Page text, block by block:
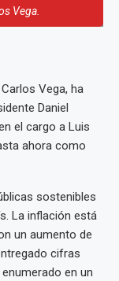
Vega.
Vega, ha
Daniel
el cargo a Luis
ahora como
sostenibles
La inflación está
un aumento de
cifras
en un